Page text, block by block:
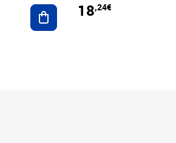
Ajouter au panier
18,24€